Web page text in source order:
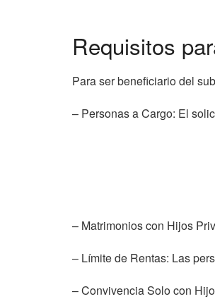
Requisitos
Para ser beneficiario del
– Personas a Cargo: El
– Matrimonios con Hijos
– Límite de Rentas: Las
– Convivencia Solo con